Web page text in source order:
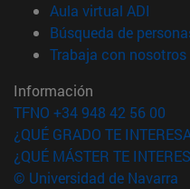
Aula virtual ADI
Búsqueda de
Trabaja con nosotros
Información
TFNO +34 948 42 56 00
¿QUÉ GRADO TE
¿QUÉ MÁSTER TE
© Universidad de Navarra